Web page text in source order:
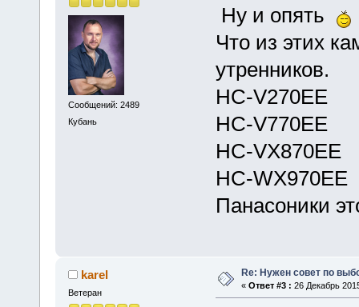
Сообщений: 2489
Кубань
Ну и опять
Что из этих
утренников.
HC-V270EE
HC-V770EE
HC-VX870EE
HC-WX970EE
Панасоники
karel
Ветеран
Re: Нужен совет по
« Ответ #3 : 26 Декабрь